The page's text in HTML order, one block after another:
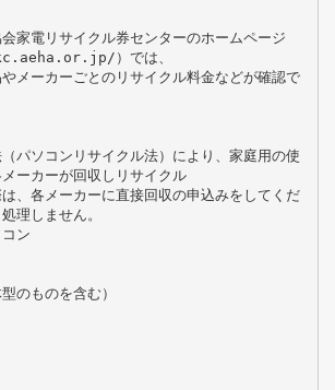
会家電リサイクル券センターのホームページ
）では、
メーカーごとのリサイクル料金などが確認で
パソコンリサイクル法）により、家庭用の使
ーカーが回収しリサイクル
、各メーカーに直接回収の申込みをしてくだ
理しません。
ン
のものを含む）